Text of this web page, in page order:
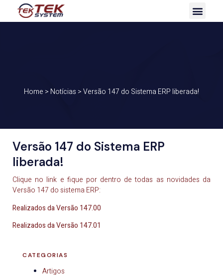
Home > Notícias >Versão 147 do Sistema ERP liberada!
Versão 147 do Sistema ERP
liberada!
Clique no link e fique por dentro de todas as novidades da
Versão 147 do sistema ERP:
Realizados da Versão 147.00
Realizados da Versão 147.01
CATEGORIAS
Artigos